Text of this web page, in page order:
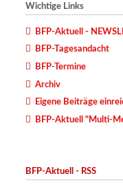
Wichtige Links
BFP-Aktuell -
BFP-Tagesandacht
BFP-Termine
Archiv
Eigene Beiträge
BFP-Aktuell "Multi-
BFP-Aktuell - RSS